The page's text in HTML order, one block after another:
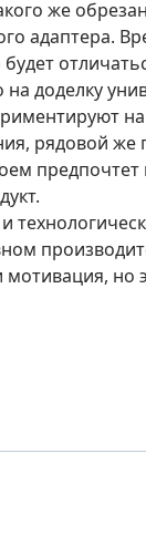
же
адаптера.
на доделку
рядовой же
но